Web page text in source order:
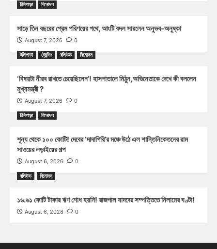
টলিপাড়া বিনোদন
সাড়ে তিন বছরের প্রেম পরিণয়ের পথে, আংটি বদল সারলেন অনুভব-অনুষ্কা
August 7, 2026 0
টলিপাড়া ট্রেন্ডিং বলিউড বিনোদন
‘বিষয়টা নীরব রাখতে চেয়েছিলেন’! হাসপাতালে মিঠুন,অভিনেতাকে দেখে কী বললেন
মুখ্যমন্ত্রী ?
August 7, 2026 0
টলিপাড়া বিনোদন
শূন্য থেকে ১০০ কোটি! দেবের ‘দাদাগিরি’র মঞ্চে উঠে এল শান্তিনিকেতনের রাম
সাওয়ের লড়াইয়ের গল্প
August 6, 2026 0
বলিউড বিনোদন
১৬.৬১ কোটি টাকার ঋণ শোধ হয়নি! রাজপাল যাদবের সম্পত্তিতে নিলামের ঘণ্টা!
August 6, 2026 0